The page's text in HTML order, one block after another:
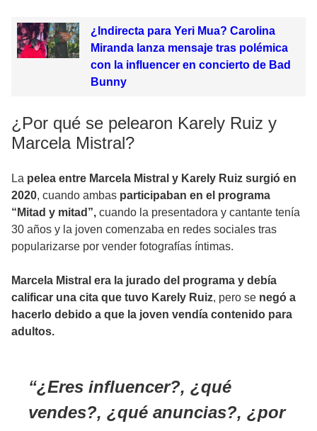
¿Indirecta para Yeri Mua? Carolina
Miranda lanza mensaje tras polémica
con la influencer en concierto de Bad
Bunny
¿Por qué se pelearon Karely Ruiz y
Marcela Mistral?
La pelea entre Marcela Mistral y Karely Ruiz surgió en
2020, cuando ambas participaban en el programa
“Mitad y mitad”, cuando la presentadora y cantante tenía
30 años y la joven comenzaba en redes sociales tras
popularizarse por vender fotografías íntimas.
Marcela Mistral era la jurado del programa y debía
calificar una cita que tuvo Karely Ruiz, pero se negó a
hacerlo debido a que la joven vendía contenido para
adultos.
¿Eres influencer?, ¿qué
vendes?, ¿qué anuncias?, ¿por